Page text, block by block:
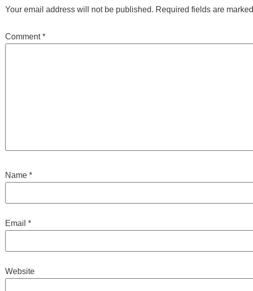
Your email address will not be published. Required fields are marked
Comment*
Name *
Email *
Website